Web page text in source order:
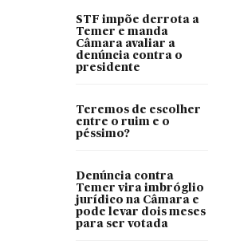
STF impõe derrota a
Temer e manda
Câmara avaliar a
denúncia contra o
presidente
Teremos de escolher
entre o ruim e o
péssimo?
Denúncia contra
Temer vira imbróglio
jurídico na Câmara e
pode levar dois meses
para ser votada